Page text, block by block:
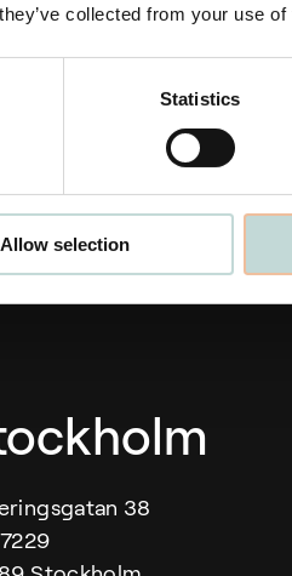
collected from your use
Statistics
Allow selection
Engelska
offices
38